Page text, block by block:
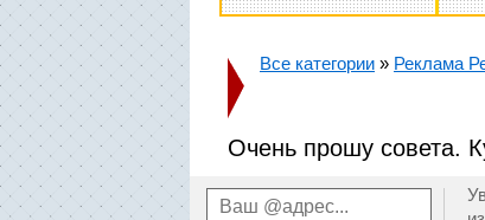
Все категории » Реклама
Очень прошу совета.